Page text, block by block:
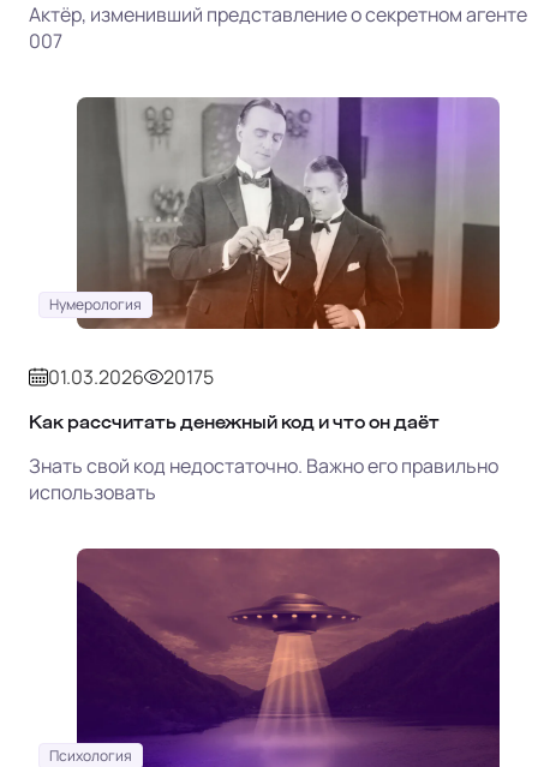
Актёр, изменивший представление о секретном агенте
007
Нумерология
01.03.2026 20175
Как рассчитать денежный код и что он даёт
Знать свой код недостаточно. Важно его правильно
использовать
Психология